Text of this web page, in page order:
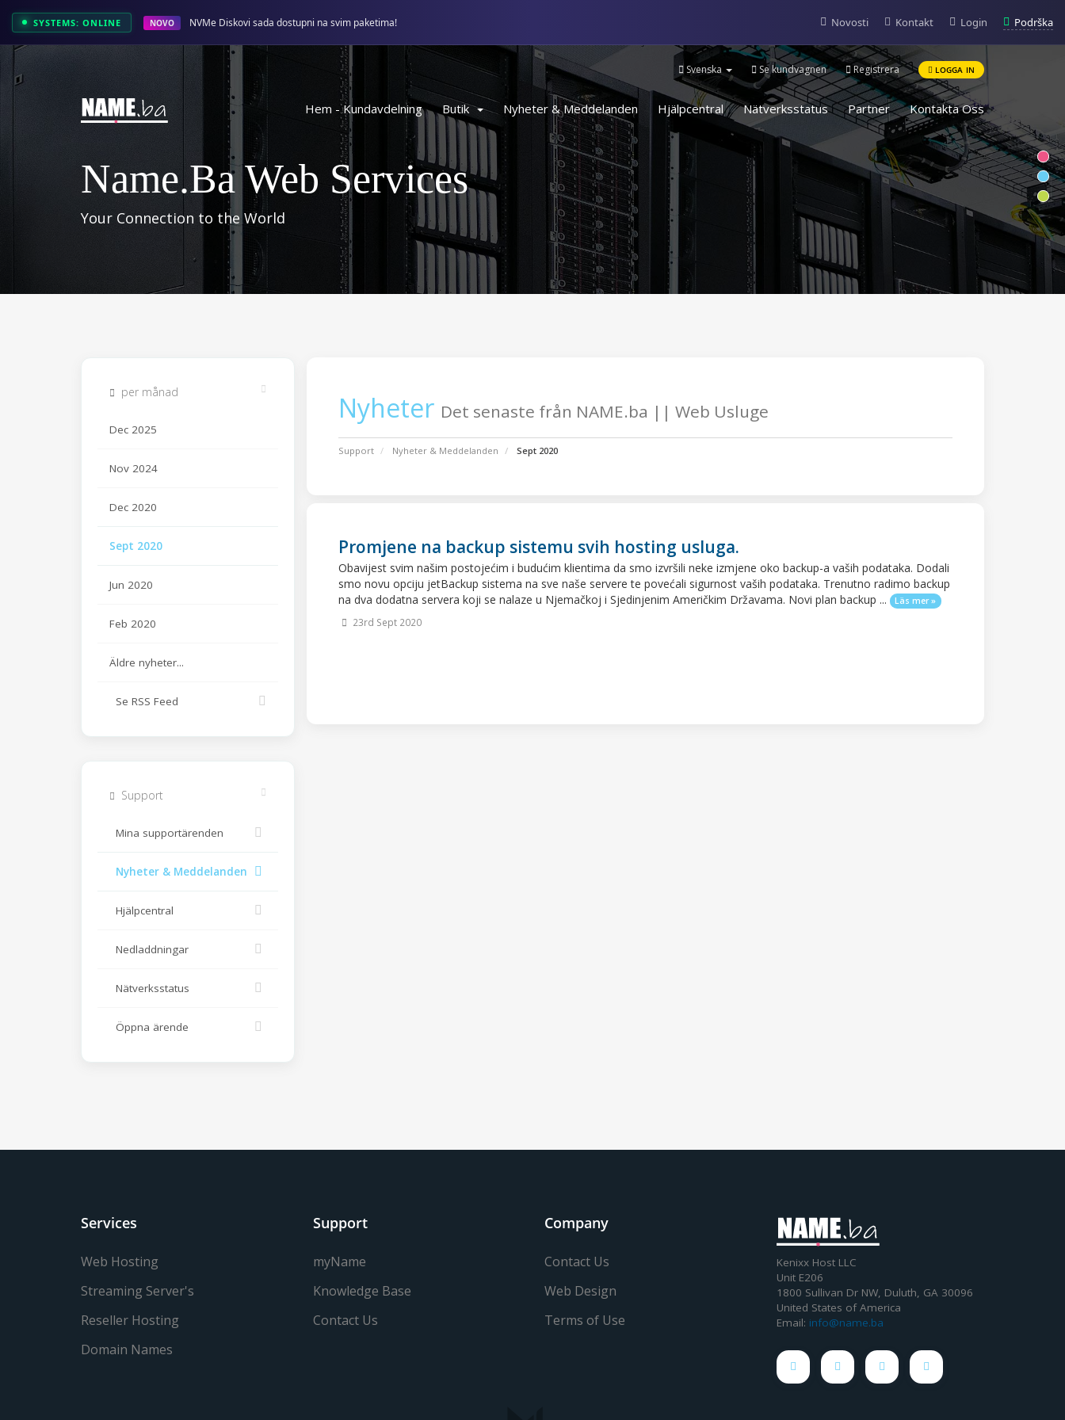
SYSTEMS: ONLINE NOVO NVMe Diskovi sada dostupni na svim paketima! Novosti Kontakt Login Podrška
Svenska Se kundvagnen Registrera LOGGA IN
Hem - Kundavdelning Butik Nyheter & Meddelanden Hjälpcentral Nätverksstatus Partner Kontakta Oss
Name.ba Web Services
Your Connection to the World
Nyheter Det senaste från NAME.ba || Web Usluge
Support Nyheter & Meddelanden Sept 2020
per månad
Dec 2025
Nov 2024
Dec 2020
Sept 2020
Jun 2020
Feb 2020
Äldre nyheter...
Se RSS Feed
Promjene na backup sistemu svih hosting usluga.
Obavijest svim našim postojećim i budućim klientima da smo izvršili neke izmjene oko backup-a vaših podataka. Dodali
smo novu opciju jetBackup sistema na sve naše servere te povećali sigurnost vaših podataka. Trenutno radimo backup
na dva dodatna servera koji se nalaze u Njemačkoj i Sjedinjenim Američkim Državama. Novi plan backup ...
Läs mer »
23rd Sept 2020
Support
Mina supportärenden
Nyheter & Meddelanden
Hjälpcentral
Nedladdningar
Nätverksstatus
Öppna ärende
Services
Web Hosting
Streaming Server's
Reseller Hosting
Domain Names
Support
myName
Knowledge Base
Contact Us
Company
Contact Us
Web Design
Terms of Use
Kenixx Host LLC
Unit E206
1800 Sullivan Dr NW, Duluth, GA 30096
United States of America
Email: info@name.ba